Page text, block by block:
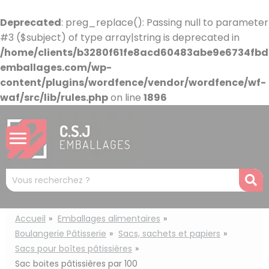
Deprecated: preg_replace(): Passing null to parameter
#3 ($subject) of type array|string is deprecated in
/home/clients/
emballages.com/wp-
content/plugins/wordfence/vendor/wordfence/wf-
waf/src/lib/rules.phpon line 1896
Mots
clés
:
Accueil
Emballages alimentaires
Boulangerie Pâtisserie
Sacs, sachets et papiers
Sacs pour boîtes pâtissières
Sac boites pâtissières par 100